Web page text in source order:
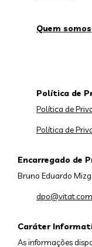
Quem somos
Caráter
As informações
Política de
Política de
Política de
Encarregado de
Bruno Eduardo